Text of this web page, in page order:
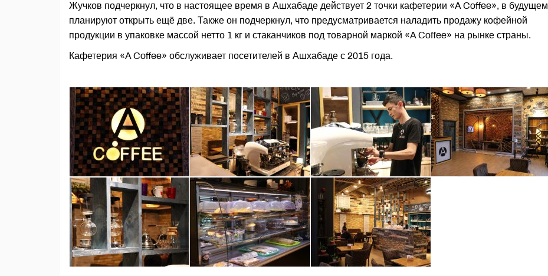
Жучков подчеркнул, что в настоящее время в Ашхабаде действует 2 точки кафетерии «A Coffee», в будущем
планируют открыть ещё две. Также он подчеркнул, что предусматривается наладить продажу кофейной
продукции в упаковке массой нетто 1 кг и стаканчиков под товарной маркой «A Coffee» на рынке страны.
Кафетерия «A Coffee» обслуживает посетителей в Ашхабаде с 2015 года.